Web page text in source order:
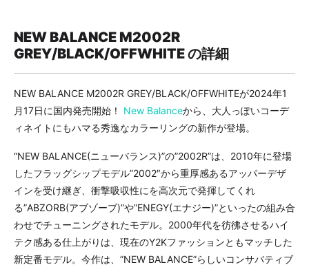
NEW BALANCE M2002R
GREY/BLACK/OFFWHITE の詳細
NEW BALANCE M2002R GREY/BLACK/OFFWHITEが2024年1
月17日に国内発売開始！ New Balanceから、大人っぽいコーデ
ィネイトにもハマる秀逸なカラーリングの新作が登場。
“NEW BALANCE(ニューバランス)”の”2002R”は、2010年に登場
したフラッグシップモデル”2002″から重厚感あるアッパーデザ
インを受け継ぎ、衝撃吸収性にを高次元で発揮してくれ
る”ABZORB(アブゾーブ)”や”ENEGY(エナジー)”といったの組み合
わせでチューニングされたモデル。2000年代を彷彿させるハイ
テク感ある仕上がりは、現在のY2Kファッションともマッチした
新定番モデル。今作は、”NEW BALANCE”らしいコンサバティブ